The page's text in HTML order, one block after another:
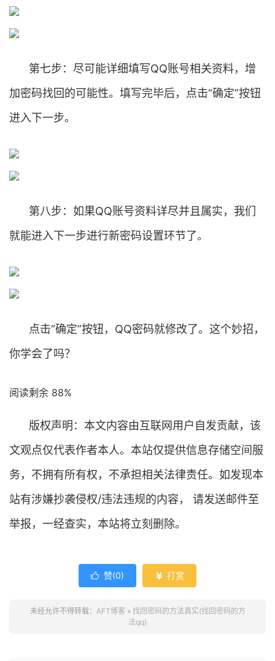
第七步：尽可能详细填写QQ账号相关资料，增
加密码找回的可能性。填写完毕后，点击“确定”按钮
进入下一步。
第八步：如果QQ账号资料详尽并且属实，我们
就能进入下一步进行新密码设置环节了。
点击“确定”按钮，QQ密码就修改了。这个妙招，
你学会了吗？
阅读剩余 88%
版权声明：本文内容由互联网用户自发贡献，该
文观点仅代表作者本人。本站仅提供信息存储空间服
务，不拥有所有权，不承担相关法律责任。如发现本
站有涉嫌抄袭侵权/违法违规的内容， 请发送邮件至
举报，一经查实，本站将立刻删除。
 赞(0)  打赏
未经允许不得转载： AFT博客 » 找回密码的方法真实(找回密码的方
法qq)